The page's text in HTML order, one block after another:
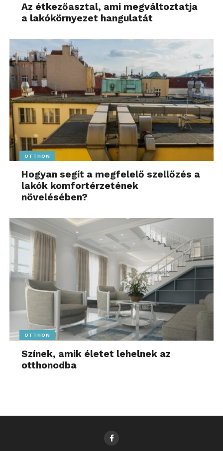
Az étkezőasztal, ami megváltoztatja
a lakókörnyezet hangulatát
OTTHON
Hogyan segít a megfelelő szellőzés a
lakók komfortérzetének
növelésében?
OTTHON
Színek, amik életet lehelnek az
otthonodba